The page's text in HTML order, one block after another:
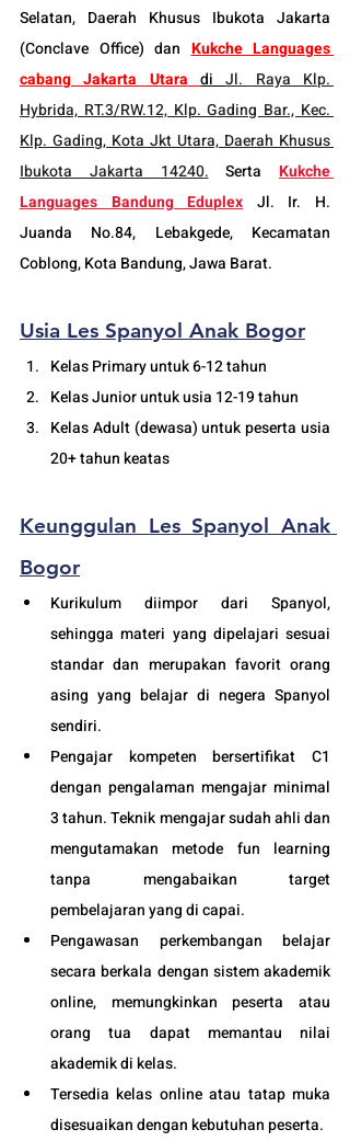
Selatan, Daerah Khusus Ibukota Jakarta
(Conclave Office) dan Kukche Languages
cabang Jakarta Utara di Jl. Raya Klp.
Hybrida, RT.3/RW.12, Klp. Gading Bar., Kec.
Klp. Gading, Kota Jkt Utara, Daerah Khusus
Ibukota Jakarta 14240. Serta Kukche
Languages Bandung Eduplex Jl. Ir. H.
Juanda No.84, Lebakgede, Kecamatan
Coblong, Kota Bandung, Jawa Barat.
Usia Les Spanyol Anak Bogor
Kelas Primary untuk 6-12 tahun
Kelas Junior untuk usia 12-19 tahun
Kelas Adult (dewasa) untuk peserta usia
20+ tahun keatas
Keunggulan Les Spanyol Anak
Bogor
Kurikulum diimpor dari Spanyol,
sehingga materi yang dipelajari sesuai
standar dan merupakan favorit orang
asing yang belajar di negera Spanyol
sendiri.
Pengajar kompeten bersertifikat C1
dengan pengalaman mengajar minimal
3 tahun. Teknik mengajar sudah ahli dan
mengutamakan metode fun learning
tanpa mengabaikan target
pembelajaran yang di capai.
Pengawasan perkembangan belajar
secara berkala dengan sistem akademik
online, memungkinkan peserta atau
orang tua dapat memantau nilai
akademik di kelas.
Tersedia kelas online atau tatap muka
disesuaikan dengan kebutuhan peserta.